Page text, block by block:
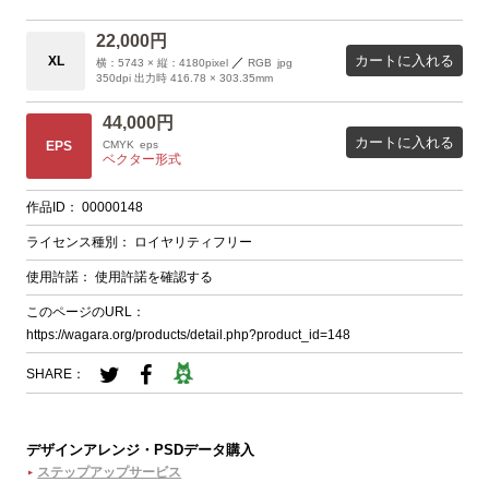
XL
22,000円
横：5743 × 縦：4180pixel ／RGB jpg
350dpi 出力時 416.78 × 303.35mm
カートに入れる
EPS
44,000円
CMYK eps
ベクター形式
カートに入れる
作品ID： 00000148
ライセンス種別： ロイヤリティフリー
使用許諾： 使用許諾を確認する
このページのURL：
https://wagara.org/products/detail.php?product_id=148
SHARE：
デザインアレンジ・PSDデータ購入
ステップアップサービス